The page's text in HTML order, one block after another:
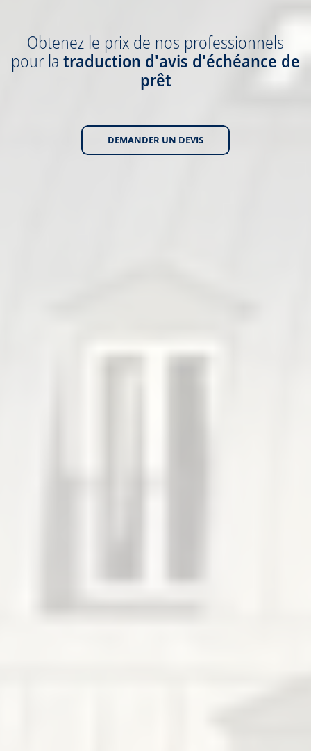
Obtenez le prix de nos professionnels
pour la traduction d'avis d'échéance de
prêt
DEMANDER UN DEVIS